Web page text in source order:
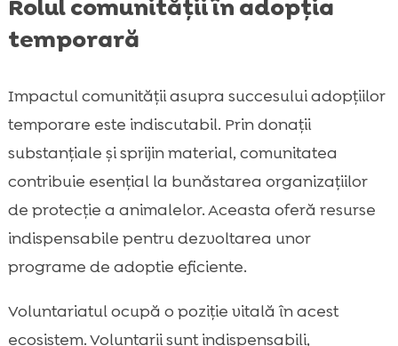
Rolul comunității în adopția
temporară
Impactul comunității asupra succesului adopțiilor
temporare este indiscutabil. Prin donații
substanțiale și sprijin material, comunitatea
contribuie esențial la bunăstarea organizațiilor
de protecție a animalelor. Aceasta oferă resurse
indispensabile pentru dezvoltarea unor
programe de adoptie eficiente.
Voluntariatul ocupă o poziție vitală în acest
ecosistem. Voluntarii sunt indispensabili,